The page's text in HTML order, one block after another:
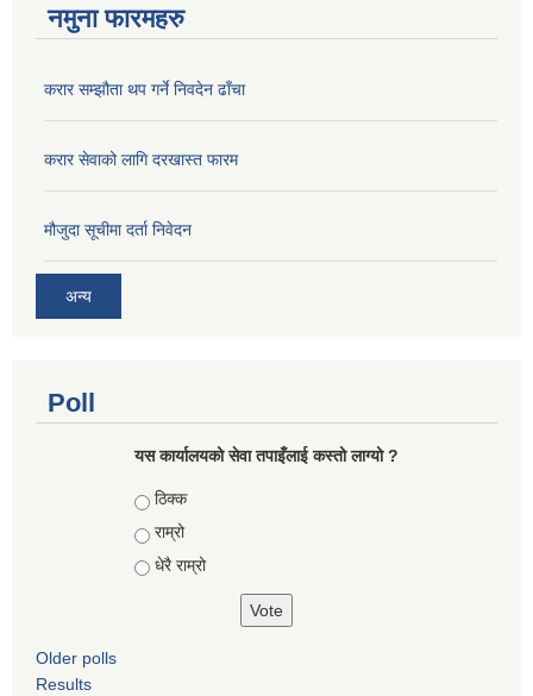
नमुना फारमहरु
करार सम्झौता थप गर्ने निवदेन ढाँचा
करार सेवाको लागि दरखास्त फारम
मौजुदा सूचीमा दर्ता निवेदन
अन्य
Poll
यस कार्यालयको सेवा तपाइँलाई कस्तो लाग्यो ?
Choices
ठिक्क
राम्रो
धेरै राम्रो
Older polls
Results